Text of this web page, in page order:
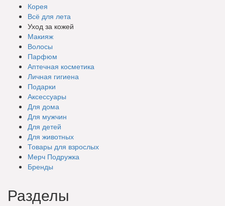
Корея
Всё для лета
Уход за кожей
Макияж
Волосы
Парфюм
Аптечная косметика
Личная гигиена
Подарки
Аксессуары
Для дома
Для мужчин
Для детей
Для животных
Товары для взрослых
Мерч Подружка
Бренды
Разделы